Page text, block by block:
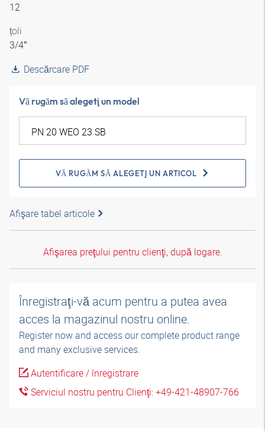
12
țoli
3/4″
Descărcare PDF
Vă rugăm să alegeţi un model
VĂ RUGĂM SĂ ALEGEŢI UN ARTICOL
Afişare tabel articole
Afişarea preţului pentru clienţi, după logare.
Înregistraţi-vă acum pentru a putea avea
acces la magazinul nostru online.
Register now and access our complete product range
and many exclusive services.
Autentificare / înregistrare
Serviciul nostru pentru Clienţi: +49-421-48907-766